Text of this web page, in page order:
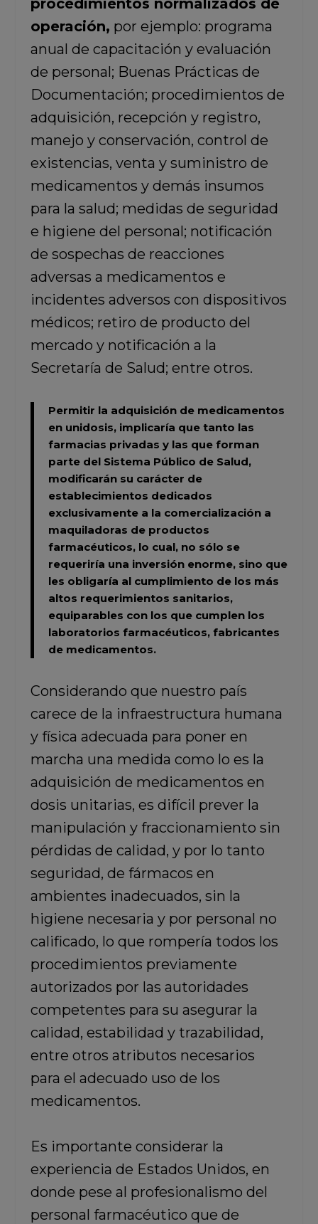
operación, por ejemplo: programa
anual de capacitación y evaluación
de personal; Buenas Prácticas de
Documentación; procedimientos de
adquisición, recepción y registro,
manejo y conservación, control de
existencias, venta y suministro de
medicamentos y demás insumos
para la salud; medidas de seguridad
e higiene del personal; notificación
de sospechas de reacciones
adversas a medicamentos e
incidentes adversos con dispositivos
médicos; retiro de producto del
mercado y notificación a la
Secretaría de Salud; entre otros.
Permitir la adquisición de medicamentos
en unidosis, implicaría que tanto las
farmacias privadas y las que forman
parte del Sistema Público de Salud,
modificarán su carácter de
establecimientos dedicados
exclusivamente a la comercialización a
maquiladoras de productos
farmacéuticos,lo cual, no sólo se
requeriría una inversión enorme, sino que
les obligaría al cumplimiento de los más
altos requerimientos sanitarios,
equiparables con los que cumplen los
laboratorios farmacéuticos, fabricantes
de medicamentos.
Considerando que nuestro país
carece de la infraestructura humana
y física adecuada para poner en
marcha una medida como lo es la
adquisición de medicamentos en
dosis unitarias, es difícil prever la
manipulación y fraccionamiento sin
pérdidas de calidad, y por lo tanto
seguridad, de fármacos en
ambientes inadecuados, sin la
higiene necesaria y por personal no
calificado, lo que rompería todos los
procedimientos previamente
autorizados por las autoridades
competentes para su asegurar la
calidad, estabilidad y trazabilidad,
entre otros atributos necesarios
para el adecuado uso de los
medicamentos.
Es importante considerar la
experiencia de Estados Unidos, en
donde pese al profesionalismo del
personal farmacéutico que de